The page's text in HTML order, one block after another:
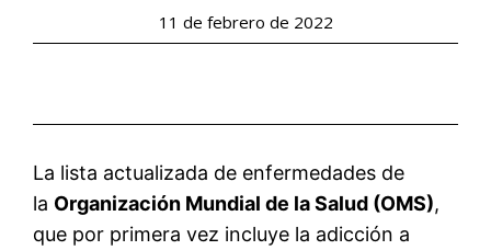
11 de febrero de 2022
La lista actualizada de enfermedades de
la Organización Mundial de la Salud (OMS),
que por primera vez incluye la adicción a